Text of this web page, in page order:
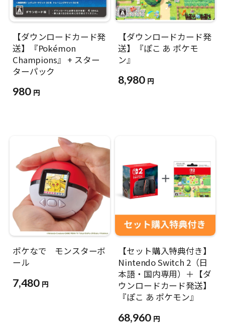
【ダウンロードカード発
送】『Pokémon
Champions』 + スター
ターパック
980 円
【ダウンロードカード発
送】『ぽこ あ ポケモ
ン』
8,980 円
ポケなで モンスターボ
ール
7,480 円
【セット購入特典付き】
Nintendo Switch 2（日
本語・国内専用）＋【ダ
ウンロードカード発送】
『ぽこ あ ポケモン』
68,960 円